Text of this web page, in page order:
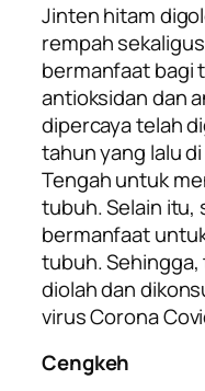
Jinten hitam
rempah
bermanfaat bagi
antioksidan dan
dipercaya telah
tahun yang lalu
Tengah untuk
tubuh. Selain itu,
bermanfaat
tubuh.
diolah dan
virus Corona
Cengkeh